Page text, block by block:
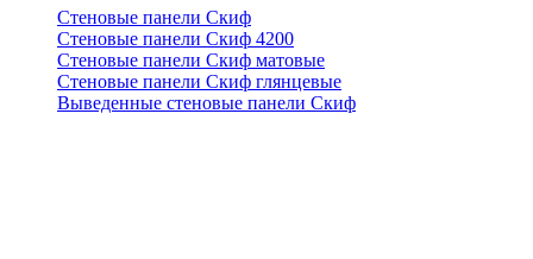
Стеновые панели Скиф
Стеновые панели Скиф 4200
Стеновые панели Скиф матовые
Стеновые панели Скиф глянцевые
Выведенные стеновые панели Скиф